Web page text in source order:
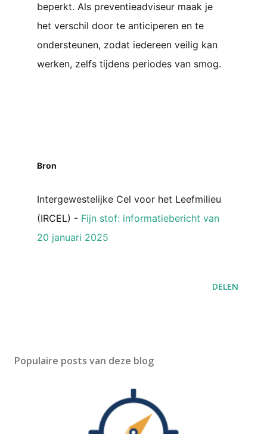
beperkt. Als preventieadviseur maak je
het verschil door te anticiperen en te
ondersteunen, zodat iedereen veilig kan
werken, zelfs tijdens periodes van smog.
Bron
Intergewestelijke Cel voor het Leefmilieu
(IRCEL) - Fijn stof: informatiebericht van
20 januari 2025
DELEN
Populaire posts van deze blog